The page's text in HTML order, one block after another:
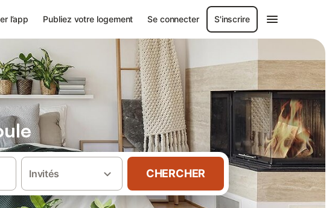
l’app Publiez votre logement Se connecter S'inscrire
Invités CHERCHER